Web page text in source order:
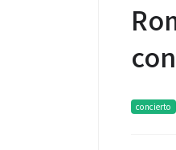
concierto